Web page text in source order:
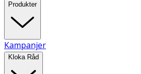
Produkter
Kampanjer
Kloka Råd